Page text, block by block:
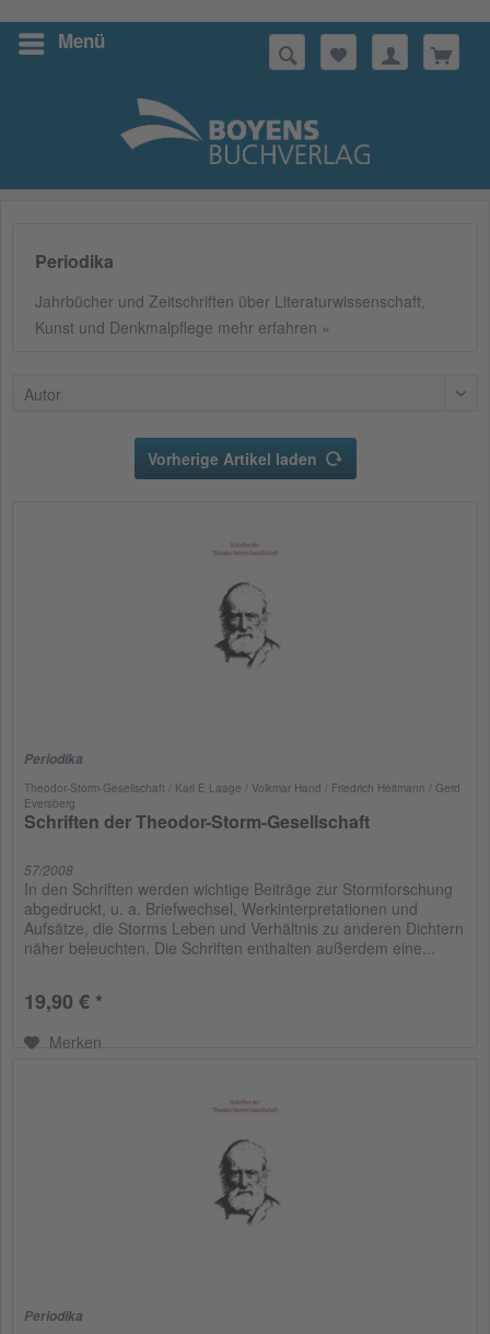
Menü
Periodika
Jahrbücher und Zeitschriften über Literaturwissenschaft,
Kunst und Denkmalpflege mehr erfahren »
Autor
Vorherige Artikel laden
Periodika
Theodor-Storm-Gesellschaft / Karl E Laage / Volkmar Hand / Friedrich Heitmann / Gerd
Eversberg
Schriften der Theodor-Storm-Gesellschaft
57/2008
In den Schriften werden wichtige Beiträge zur Stormforschung
abgedruckt, u. a. Briefwechsel, Werkinterpretationen und
Aufsätze, die Storms Leben und Verhältnis zu anderen Dichtern
näher beleuchten. Die Schriften enthalten außerdem eine...
19,90 € *
Merken
Periodika